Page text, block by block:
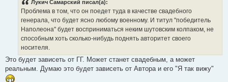
Лукич Самарский писал(а):
Проблема в том, что он поедет туда в качестве свадебного
генерала, что будет ясно любому военному. И титул "победитель
Наполеона" будет восприниматься неким шутовским колпаком, не
способным хоть сколько-нибудь поднять авторитет своего
носителя.
Это будет зависеть от ГГ. Может станет свадебным, а может
реальным. Думаю это будет зависеть от Автора и его "Я так вижу"